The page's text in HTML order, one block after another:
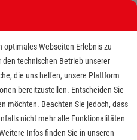
optimales Webseiten-Erlebnis zu
technischen Betrieb unserer
die uns helfen, unsere Plattform
bereitzustellen. Entscheiden Sie
möchten. Beachten Sie jedoch, dass
nicht mehr alle Funktionalitäten
Infos finden Sie in unseren